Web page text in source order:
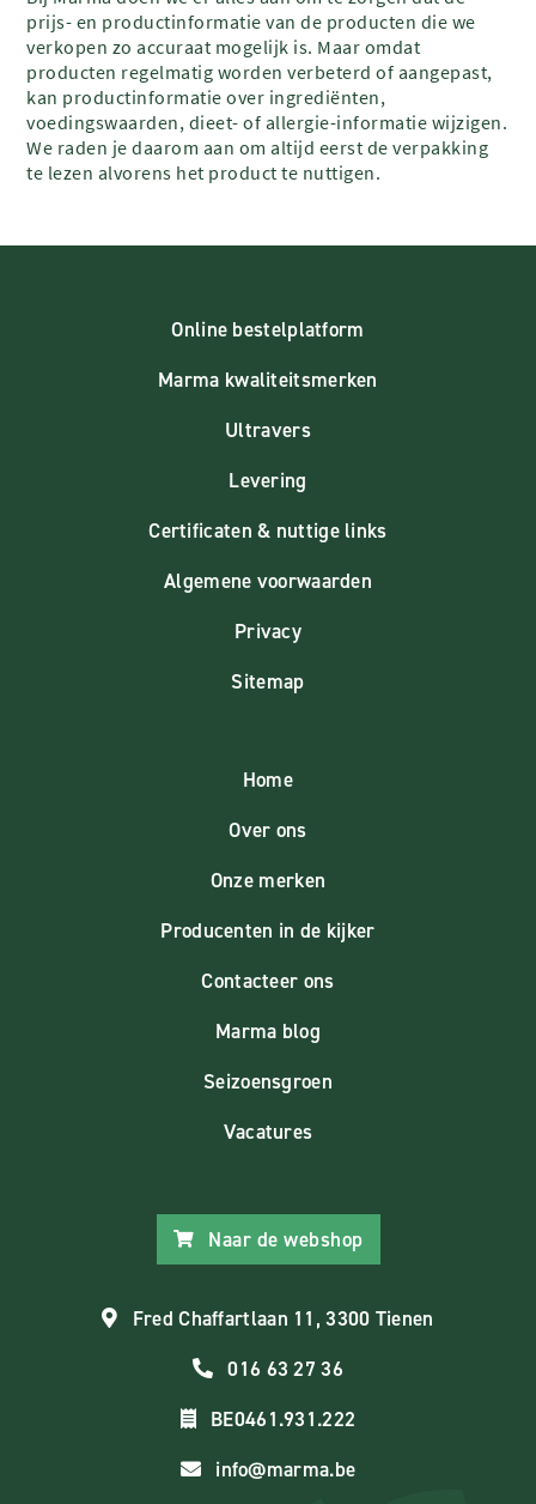
prijs- en productinformatie van de producten die we
verkopen zo accuraat mogelijk is. Maar omdat
producten regelmatig worden verbeterd of aangepast,
kan productinformatie over ingrediënten,
voedingswaarden, dieet- of allergie-informatie wijzigen.
We raden je daarom aan om altijd eerst de verpakking
te lezen alvorens het product te nuttigen.
Online bestelplatform
Marma kwaliteitsmerken
Ultravers
Levering
Certificaten & nuttige links
Algemene voorwaarden
Privacy
Sitemap
Home
Over ons
Onze merken
Producenten in de kijker
Contacteer ons
Marma blog
Seizoensgroen
Vacatures
Naar de webshop
Fred Chaffartlaan 11, 3300 Tienen
016 63 27 36
BE0461.931.222
info@marma.be